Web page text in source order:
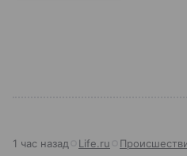
1 час назад Life.ru